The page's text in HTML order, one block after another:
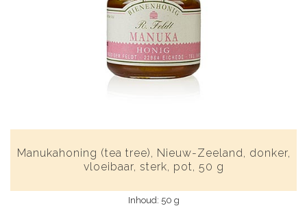
Manukahoning (tea tree), Nieuw-Zeeland, donker,
vloeibaar, sterk, pot, 50 g
Inhoud: 50 g